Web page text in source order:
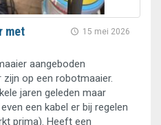
15 mei 2026
met
aangeboden
zijn op een robotmaaier.
jaren geleden maar
een kabel er bij regelen
prima). Heeft een